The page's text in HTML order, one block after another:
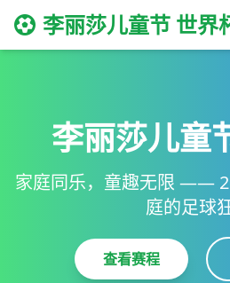
李丽莎儿童节 世界
李丽莎儿童
家庭同乐，童趣无限 ——
庭的足球
查看赛程